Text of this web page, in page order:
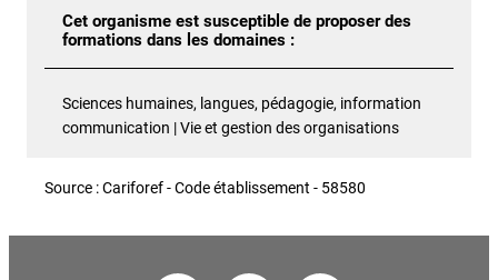
Cet organisme est susceptible de proposer des
formations dans les domaines :
Sciences humaines, langues, pédagogie, information
communication | Vie et gestion des organisations
Source : Cariforef - Code établissement - 58580